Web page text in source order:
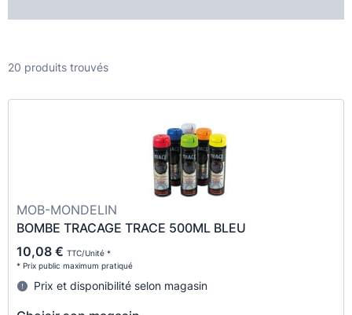
20 produits trouvés
MOB-MONDELIN
BOMBE TRACAGE TRACE 500ML BLEU
10,08 € TTC/Unité *
* Prix public maximum pratiqué
Prix et disponibilité selon magasin